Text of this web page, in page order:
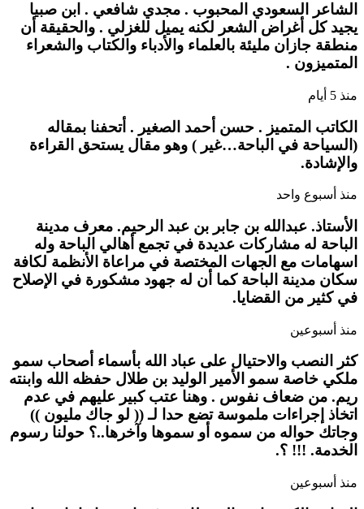
الشاعر السعودي المحبوب . مجدي شافعي . ابن صبيا
يجيد كل أغراض الشعر لكنه يميل للغزلي . والحقيقة أن
منطقة جازان مليئة بالعلماء والأدباء والكتاب والشعراء
المتميزون .
منذ 5 أيام
الكاتب المتميز . حسن أحمد الصغير . أتحفنا بمقاله
(السياحة في الباحة…غير ) وهو مقال يستحق القراءة
والإشادة.
منذ أسبوع واحد
الأستاذ. عبدالله بن جابر بن عبد الرحيم. معرف مدينة
الباحة له مشاركات عديدة في تجمع أهالي الباحة وله
اسهامات مع الجهات المختصة في مراعاة الأنظمة لكافة
سكان مدينة الباحة كما أن له جهود مشكورة في الإصلاح
في كثير من القضايا.
منذ أسبوعين
كثر النصب والاحتيال على عباد الله بأسماء أصحاب سمو
ملكي خاصة سمو الأمير الوليد بن طلال حفظه الله وابنته
ريم. من ضعاف نفوس . وهنا عتب كبير عليهم في عدم
اتخاذ إجراءات ملموسة تضع حدا لـ (( لو جاك مليون ))
وجاتك حواله من سموه أو سموها وآخرها..؟ حولنا رسوم
الخدمة. !!! ؟.
منذ أسبوعين